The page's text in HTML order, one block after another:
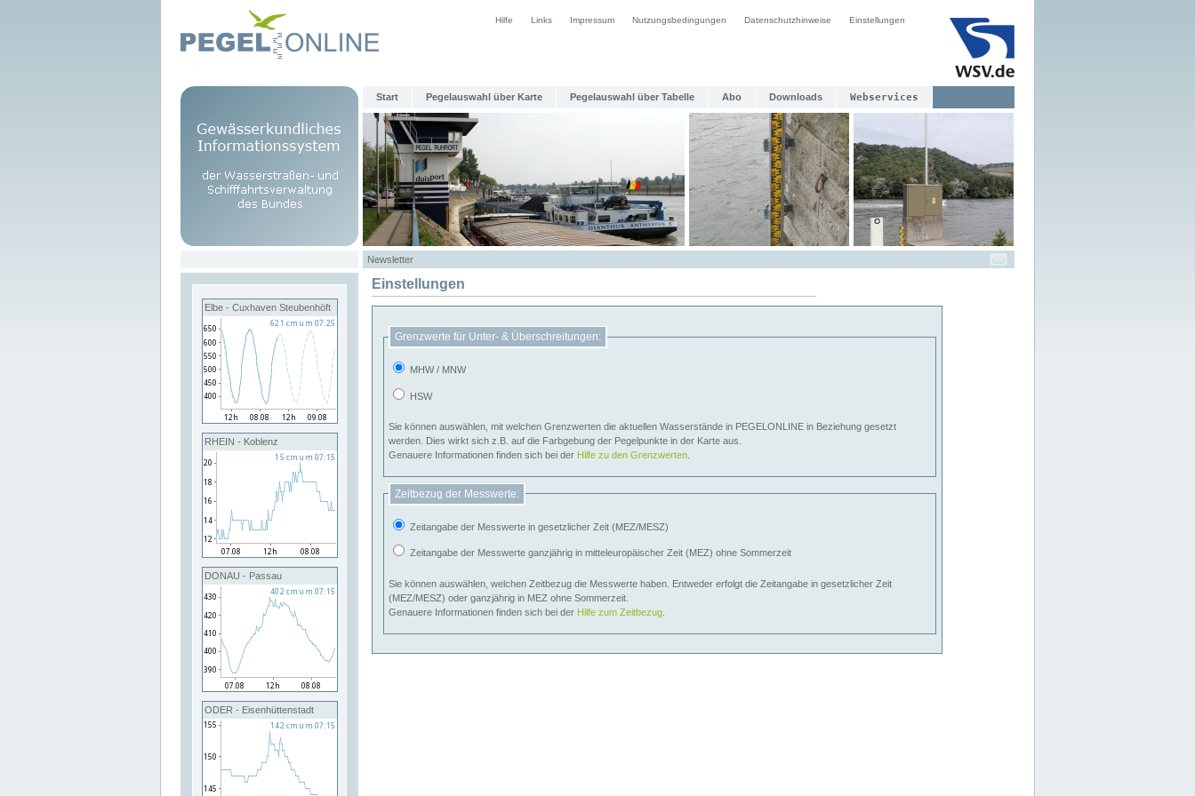
Hilfe Links Impressum Nutzungsbedingungen Datenschutzhinweise Einstellungen
Start Pegelauswahl über Karte Pegelauswahl über Tabelle Abo Downloads Webservices
Newsletter
Elbe - Cuxhaven Steubenhöft
RHEIN - Koblenz
DONAU - Passau
ODER - Eisenhüttenstadt
Einstellungen
Grenzwerte für Unter- & Überschreitungen:
MHW / MNW
HSW
Sie können auswählen, mit welchen Grenzwerten die aktuellen Wasserstände in PEGELONLINE in Beziehung gesetzt
werden. Dies wirkt sich z.B. auf die Farbgebung der Pegelpunkte in der Karte aus.
Genauere Informationen finden sich bei der Hilfe zu den Grenzwerten
Zeitbezug der Messwerte:
Zeitangabe der Messwerte in gesetzlicher Zeit (MEZ/MESZ)
Zeitangabe der Messwerte ganzjährig in mitteleuropäischer Zeit (MEZ) ohne Sommerzeit
Sie können auswählen, welchen Zeitbezug die Messwerte haben. Entweder erfolgt die Zeitangabe in gesetzlicher Zeit
(MEZ/MESZ) oder ganzjährig in MEZ ohne Sommerzeit.
Genauere Informationen finden sich bei der Hilfe zum Zeitbezug